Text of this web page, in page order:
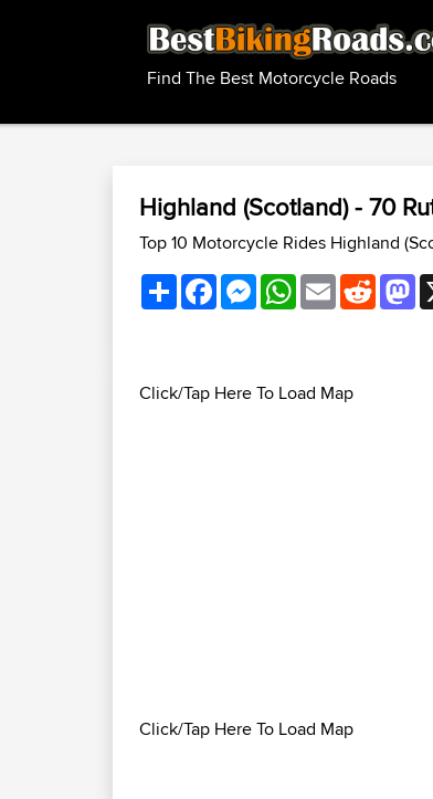
Find The Best Motorcycle Roads
Highland (Scotland) - 70
Top 10 Motorcycle Rides Highland
ShareFacebookMessenger
WhatsApp
EmailReddit
Click/Tap Here To Load Map
Click/Tap Here To Load Map